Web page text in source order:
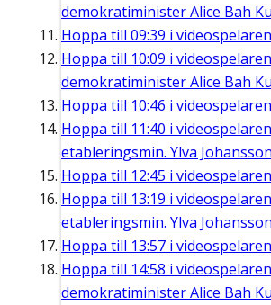
demokratiminister Alice Bah
Hoppa till 09:39 i videospelaren
Hoppa till 10:09 i videospelaren
demokratiminister Alice Bah
Hoppa till 10:46 i videospelaren
Hoppa till 11:40 i videospelaren
etableringsmin. Ylva
Hoppa till 12:45 i videospelaren
Hoppa till 13:19 i videospelaren
etableringsmin. Ylva
Hoppa till 13:57 i videospelaren
Hoppa till 14:58 i videospelaren
demokratiminister Alice Bah